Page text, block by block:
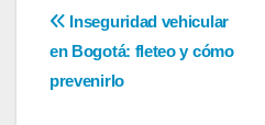
Navegación
de
entradas
Inseguridad vehicular
en Bogotá: fleteo y cómo
prevenirlo